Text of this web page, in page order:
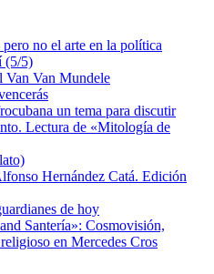
no el arte en la política
(5/5)
Van Van Mundele
un tema para discutir
Lectura de «Mitología de
Hernández Catá. Edición
de hoy
Santería»: Cosmovisión,
en Mercedes Cros